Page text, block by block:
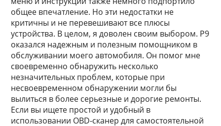
общее впечатление. Но эти недостатки не
критичны и не перевешивают все плюсы
устройства. В целом, я доволен своим выбором. P9
оказался надежным и полезным помощником в
обслуживании моего автомобиля. Он помог мне
своевременно обнаружить несколько
незначительных проблем, которые при
несвоевременном обнаружении могли бы
вылиться в более серьезные и дорогие ремонты.
Если вы ищете простой и удобный в
использовании OBD-сканер для самостоятельной